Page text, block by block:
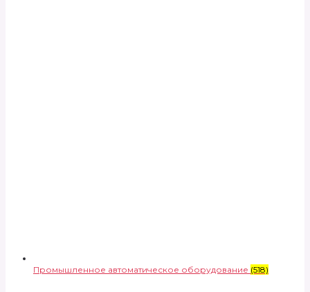
Промышленное автоматическое оборудование (518)